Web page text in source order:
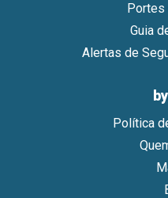
Portes
Guia
Alertas de
Política